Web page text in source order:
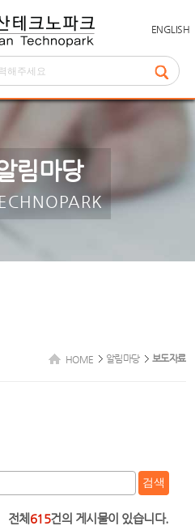
ENGLISH
림마당
HOME 알림마당 보도자료
검색
전체 615건의 게시물이 있습니다.